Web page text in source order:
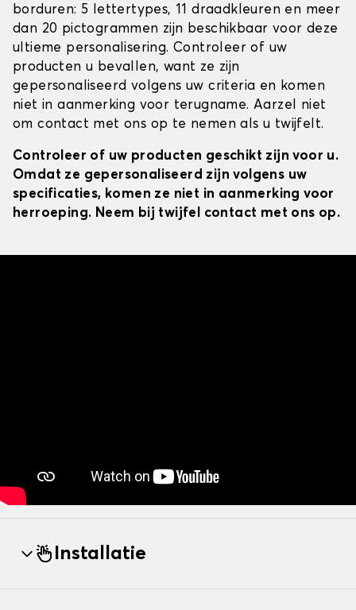
borduren: 5 lettertypes, 11 draadkleuren en meer
dan 20 pictogrammen zijn beschikbaar voor deze
ultieme personalisering. Controleer of uw
producten u bevallen, want ze zijn
gepersonaliseerd volgens uw criteria en komen
niet in aanmerking voor terugname. Aarzel niet
om contact met ons op te nemen als u twijfelt.
Controleer of uw producten geschikt zijn voor u.
Omdat ze gepersonaliseerd zijn volgens uw
specificaties, komen ze niet in aanmerking voor
herroeping. Neem bij twijfel contact met ons op.
Installatie